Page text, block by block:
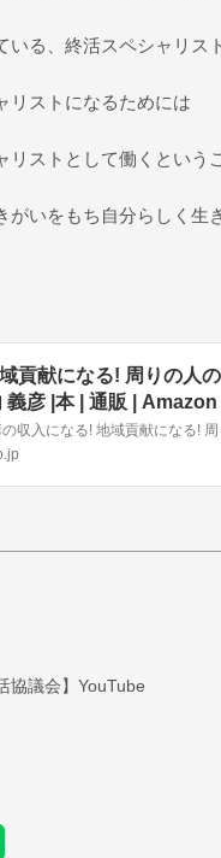
いる、終活スペシャリス
リストになるためには
リストとして働くという
がいをもち自分らしく生
貢献になる! 周りの人
義彦 |本 | 通販 | Amazon
協議会】YouTube